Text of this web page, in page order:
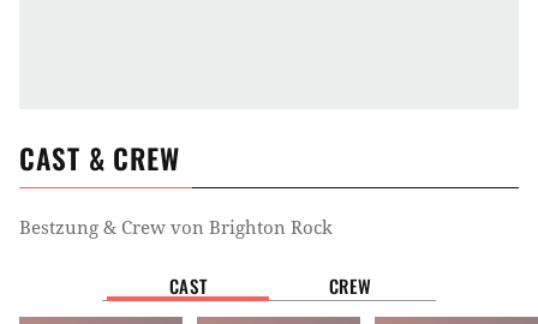
CAST & CREW
Bestzung & Crew von Brighton Rock
CAST CREW